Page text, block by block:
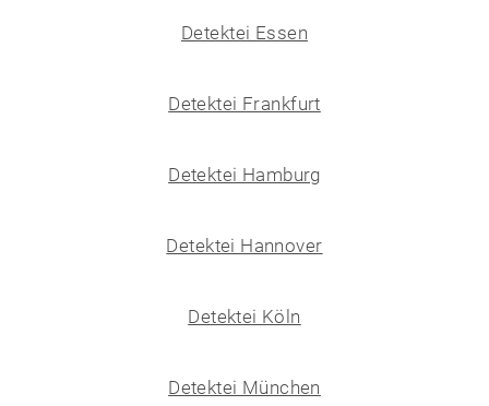
Detektei Essen
Detektei Frankfurt
Detektei Hamburg
Detektei Hannover
Detektei Köln
Detektei München